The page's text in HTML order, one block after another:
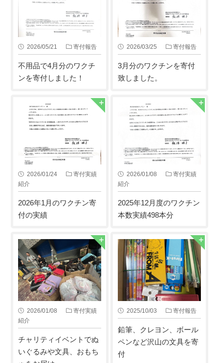
2026/05/21 寄付報告
不用品で4月分のワクチ
ンを寄付しました！
2026/03/25 寄付報告
3月分のワクチンを寄付
致しました。
2026/01/24
寄付実績
紹介
2026年1月のワクチン寄
付の実績
2026/01/08
寄付実績
紹介
2025年12月度のワクチン
本数実績498本分
2026/01/08
寄付実績
紹介
チャリティイベントでぬ
いぐるみや文具、おもち
2025/10/03 寄付報告
鉛筆、クレヨン、ボール
ペンなど沢山の文具を寄
付